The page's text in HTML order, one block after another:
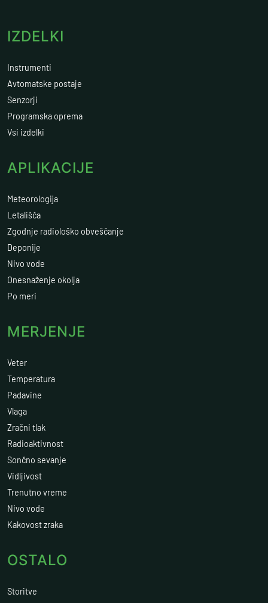
IZDELKI
Instrumenti
Avtomatske postaje
Senzorji
Programska oprema
Vsi izdelki
APLIKACIJE
Meteorologija
Letališča
Zgodnje radiološko obveščanje
Deponije
Nivo vode
Onesnaženje okolja
Po meri
MERJENJE
Veter
Temperatura
Padavine
Vlaga
Zračni tlak
Radioaktivnost
Sončno sevanje
Vidljivost
Trenutno vreme
Nivo vode
Kakovost zraka
OSTALO
Storitve